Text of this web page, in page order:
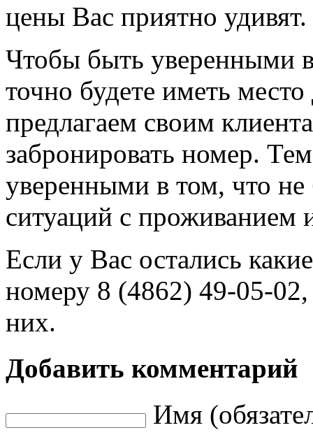
цены Вас приятно удивят.
Чтобы быть уверенными
точно будете иметь
предлагаем своим
забронировать номер.
уверенными в том, что
ситуаций с проживанием
Если у Вас остались
номеру 8 (4862) 49-05-
них.
Добавить комментарий
Имя